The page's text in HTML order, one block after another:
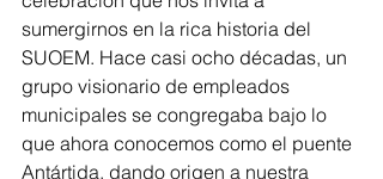
sumergirnos en la rica historia del
SUOEM. Hace casi ocho décadas, un
grupo visionario de empleados
municipales se congregaba bajo lo
que ahora conocemos como el puente
Antártida, dando origen a nuestra